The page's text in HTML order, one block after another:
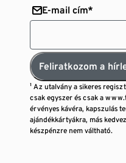
E-mail cím*
Feliratkozom a
¹ Az utalvány a sikeres
csak egyszer és csak a
érvényes kávéra, kapszulás
ajándékkártyákra, más
készpénzre nem váltható.